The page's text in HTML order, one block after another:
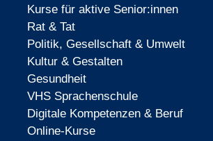
Kurse für aktive Senior:innen
Rat & Tat
Politik, Gesellschaft & Umwelt
Kultur & Gestalten
Gesundheit
VHS Sprachenschule
Digitale Kompetenzen & Beruf
Online-Kurse